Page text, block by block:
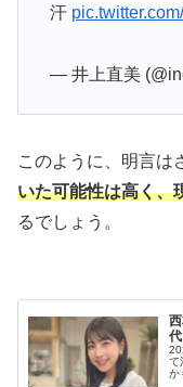
汗
— 井上直美
このように、明言は
いた可能性は高く、
るでしょう。
て
か